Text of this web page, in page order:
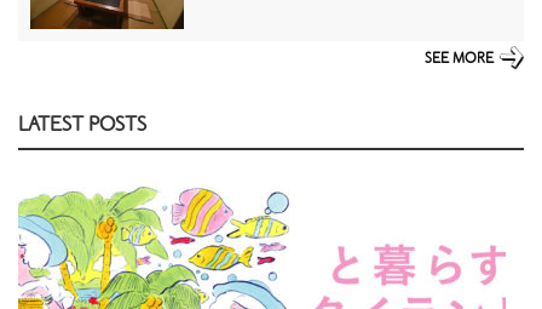
SEE MORE
LATEST POSTS